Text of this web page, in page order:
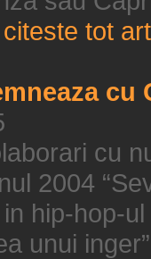
citeste tot
cu
cu
2004
hip-hop-
unui